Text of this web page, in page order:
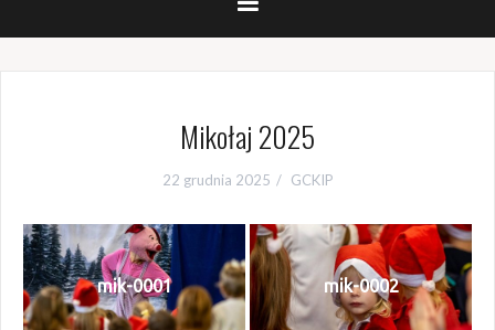
Mikołaj 2025
22 grudnia 2025 GCKIP
mik-0001 mik-0002